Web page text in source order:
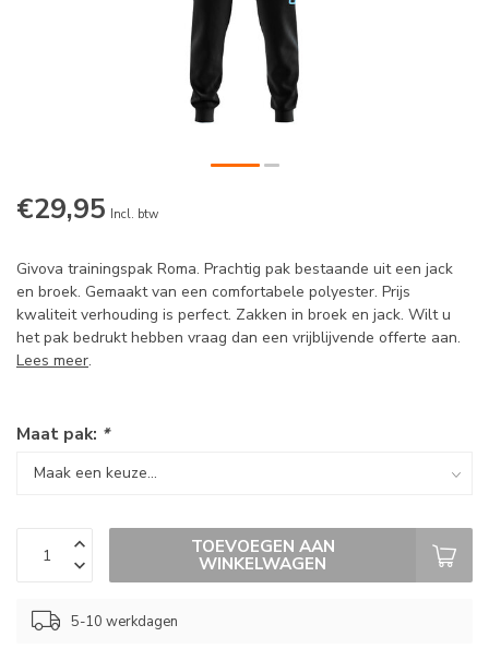
€29,95 Incl. btw
Givova trainingspak Roma. Prachtig pak bestaande uit een jack
en broek. Gemaakt van een comfortabele polyester. Prijs
kwaliteit verhouding is perfect. Zakken in broek en jack. Wilt u
het pak bedrukt hebben vraag dan een vrijblijvende offerte aan.
Lees meer.
Maat pak: *
TOEVOEGEN AAN
WINKELWAGEN
5-10 werkdagen